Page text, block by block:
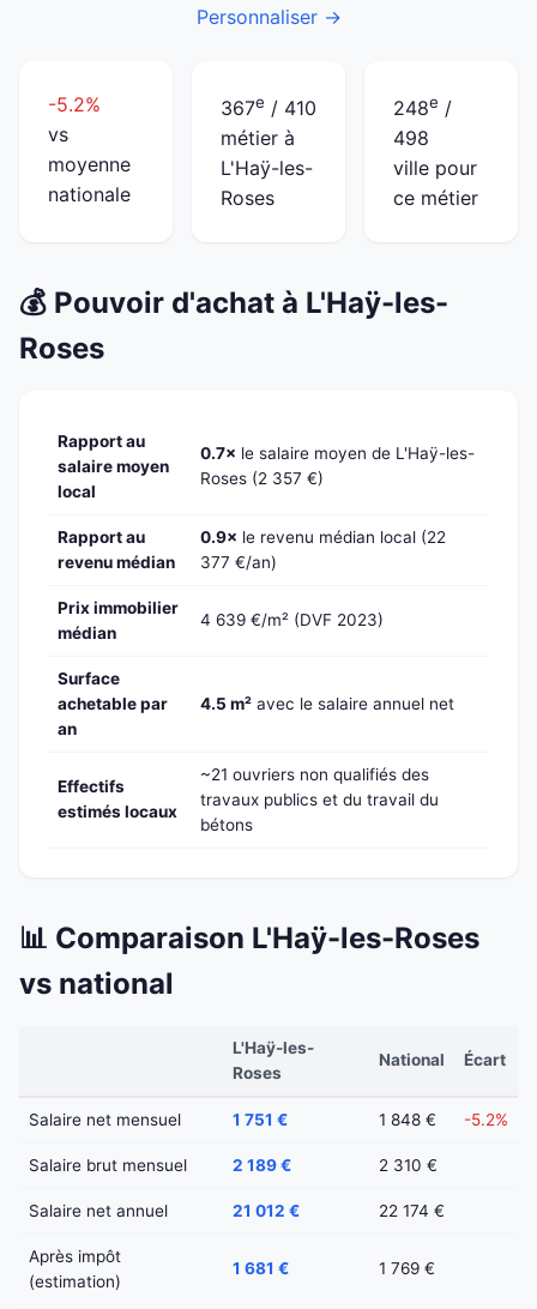
Personnaliser →
-5.2%
vs
moyenne
nationale
367e / 410
métier à
L'Haÿ-les-
Roses
248e /
498
ville pour
ce métier
💰 Pouvoir d'achat à L'Haÿ-les-
Roses
Rapport au
salaire moyen
local
0.7× le salaire moyen de L'Haÿ-les-
Roses (2 357 €)
Rapport au
revenu médian
0.9× le revenu médian local (22
377 €/an)
Prix immobilier
médian
4 639 €/m² (DVF 2023)
Surface
achetable par
an
4.5 m² avec le salaire annuel net
Effectifs
estimés locaux
~21 ouvriers non qualifiés des
travaux publics et du travail du
bétons
📊 Comparaison L'Haÿ-les-Roses
vs national
L'Haÿ-les-
Roses
National Écart
Salaire net mensuel 1 751 € 1 848 € -5.2%
Salaire brut mensuel 2 189 € 2 310 €
Salaire net annuel 21 012 € 22 174 €
Après impôt
(estimation)
1 681 € 1 769 €